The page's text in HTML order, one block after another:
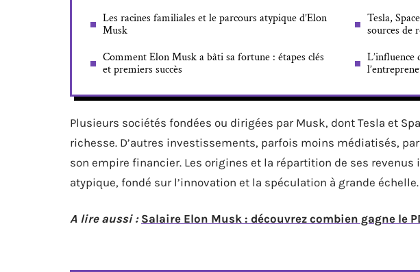
Les racines familiales et le parcours atypique d’Elon
Musk
Comment Elon Musk a bâti sa fortune : étapes clés
et premiers succès
Tesla,
sources de
L’influence
Plusieurs sociétés fondées ou dirigées par Musk, dont Tesla et
richesse. D’autres investissements, parfois moins médiatisés,
son empire financier. Les origines et la répartition de ses
atypique, fondé sur l’innovation et la spéculation à grande échelle.
A lire aussi : Salaire Elon Musk : découvrez combien gagne le